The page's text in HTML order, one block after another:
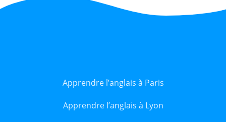
Apprendre l’anglais à Paris
Apprendre l’anglais à Lyon